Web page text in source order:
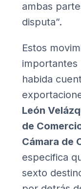
ambas
disputa”.
Estos
importantes
habida
León
de
Cámara de
especifica
sexto